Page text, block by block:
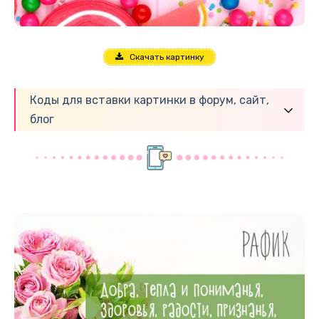
Скачать картинку
Коды для вставки картинки в форум, сайт,
блог